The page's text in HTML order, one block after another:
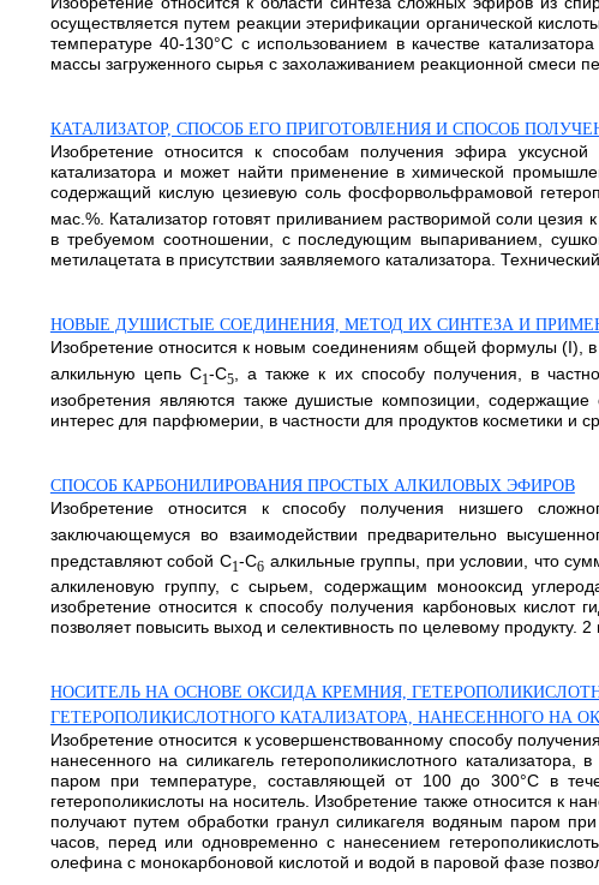
осуществляется путем реакции этерификации органической
температуре 40-130°С с использованием в качестве
массы загруженного сырья с захолаживанием реакционной смеси
КАТАЛИЗАТОР, СПОСОБ ЕГО ПРИГОТОВЛЕНИЯ И СПОСОБ
Изобретение относится к способам получения эфира
катализатора и может найти применение в химической
содержащий кислую цезиевую соль фосфорвольфрамовой
мас.%. Катализатор готовят приливанием растворимой соли
в требуемом соотношении, с последующим выпариванием,
метилацетата в присутствии заявляемого катализатора.
НОВЫЕ ДУШИСТЫЕ СОЕДИНЕНИЯ, МЕТОД ИХ СИНТЕЗА И
Изобретение относится к новым соединениям общей формулы (I),
алкильную цепь С1-С5
, а также к их способу получения, в
изобретения являются также душистые композиции,
интерес для парфюмерии, в частности для продуктов косметики и
СПОСОБ КАРБОНИЛИРОВАНИЯ ПРОСТЫХ АЛКИЛОВЫХ ЭФИРОВ
Изобретение относится к способу получения низшего
заключающемуся во взаимодействии предварительно
представляют собой C1 -С6алкильные группы, при условии, что
алкиленовую группу, с сырьем, содержащим монооксид
изобретение относится к способу получения карбоновых
позволяет повысить выход и селективность по целевому продукту.
НОСИТЕЛЬ НА ОСНОВЕ ОКСИДА КРЕМНИЯ,
ГЕТЕРОПОЛИКИСЛОТНОГО КАТАЛИЗАТОРА, НАНЕСЕННОГО НА
Изобретение относится к усовершенствованному способу
нанесенного на силикагель гетерополикислотного
паром при температуре, составляющей от 100 до 300°С в
гетерополикислоты на носитель. Изобретение также относится к
получают путем обработки гранул силикагеля водяным паром
часов, перед или одновременно с нанесением
олефина с монокарбоновой кислотой и водой в паровой фазе